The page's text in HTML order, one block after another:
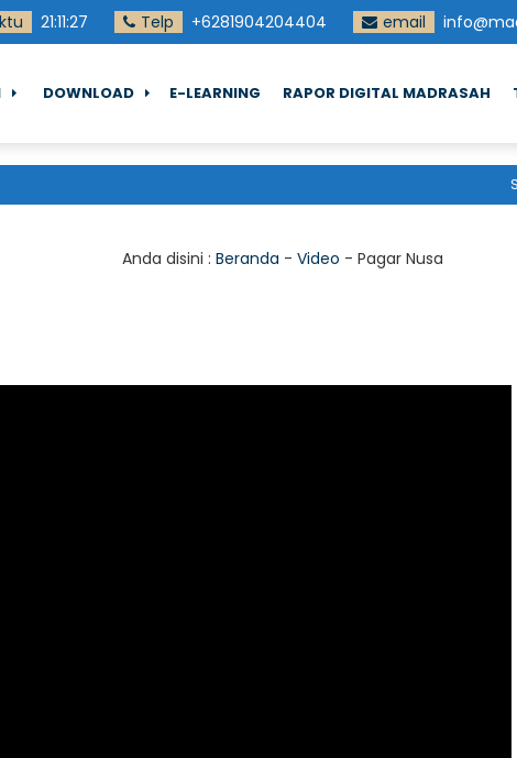
21:11:28 Telp +6281904204404 email
DOWNLOAD E-LEARNING RAPOR DIGITAL MADRASAH
Anda disini : Beranda - Video - Pagar Nusa